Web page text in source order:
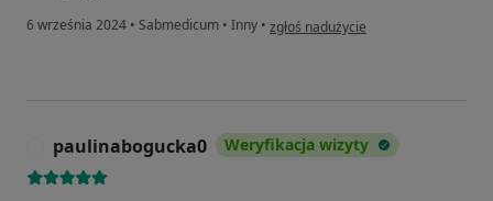
6 września 2024 • Sabmedicum • Inny • w opinii użytkownika Alicja
zgłoś nadużycie
paulinabogucka0 Weryfikacja wizyty